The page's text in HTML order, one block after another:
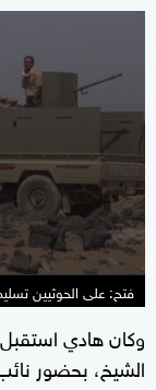
فتح: على الحوثيين
وكان هادي
الشيخ، بحضور